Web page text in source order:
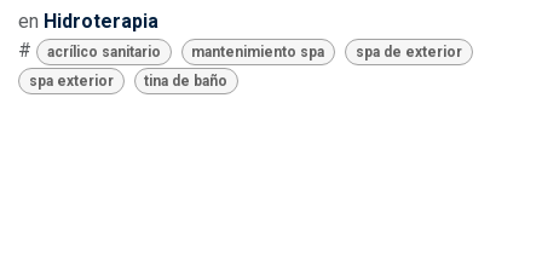
en Hidroterapia
#
acrílico sanitario mantenimiento spa
spa de exterior
spa exterior
tina de baño